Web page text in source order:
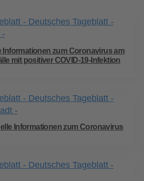
Informationen zum Coronavirus am
mit positiver COVID-19-Infektion
Informationen zum Coronavirus